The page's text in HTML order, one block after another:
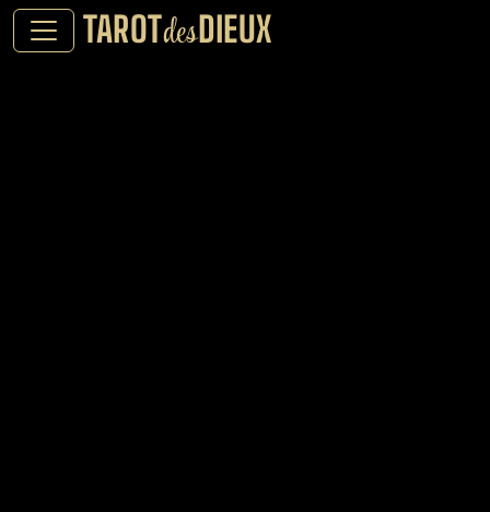
TAROTdesDIEUX